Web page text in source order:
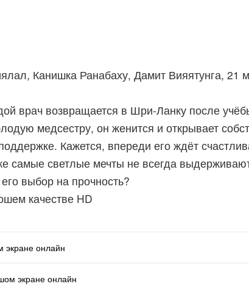
Канишка Ранабаху, Дамит Вияятунга,
врач возвращается в Шри-Ланку после
медсестру, он женится и открывает
Кажется, впереди его ждёт
самые светлые мечты не всегда
выбор на прочность?
качестве HD
экране онлайн
экране онлайн